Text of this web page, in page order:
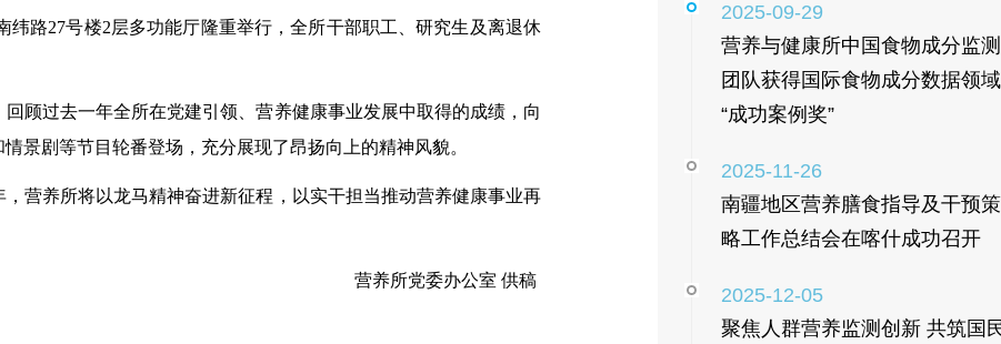
纬路27号楼2层多功能厅隆重举行，全所干部职工、研究生及离退休
顾过去一年全所在党建引领、营养健康事业发展中取得的成绩，向
景剧等节目轮番登场，充分展现了昂扬向上的精神风貌。
营养所将以龙马精神奋进新征程，以实干担当推动营养健康事业再
营养所党委办公室 供稿
2025-09-29
营养与健康所中国食物成分监测
团队获得国际食物成分数据领域
“成功案例奖”
2025-11-26
南疆地区营养膳食指导及干预策
略工作总结会在喀什成功召开
2025-12-05
聚焦人群营养监测创新 共筑国